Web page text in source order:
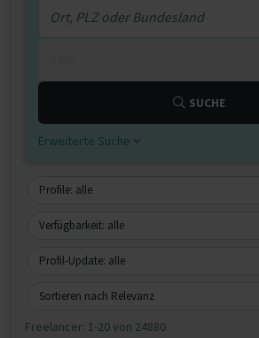
SUCHE
Erweiterte Suche
Profile: alle
Verfügbarkeit: alle
Profil-Update: alle
Sortieren nach Relevanz
Freelancer: 1-20 von 24880